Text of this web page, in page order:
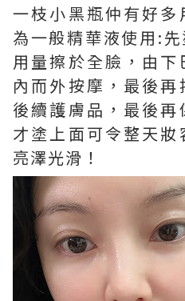
一枝小黑瓶仲有好
為一般精華液使用:
用量擦於全臉，由
內而外按摩，最後
後續護膚品，最後
才塗上面可令整天
亮澤光滑！